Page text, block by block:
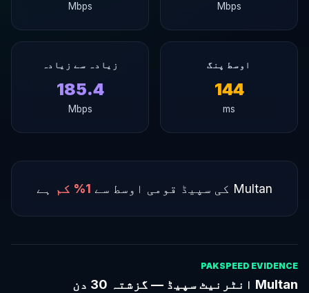
Mbps
Mbps
اوسط پنگ
144
ms
زیادہ سے زیادہ
185.4
Mbps
Multan کی سپیڈ قومی اوسط سے 1% کم ہے
PAKSPEED EVIDENCE
Multan انٹرنیٹ سپیڈ — گزشتہ 30 دن